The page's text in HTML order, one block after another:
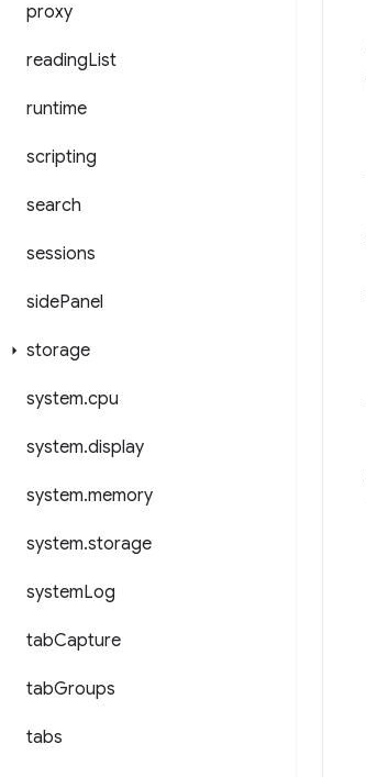
proxy
readingList
runtime
scripting
search
sessions
sidePanel
storage
system.cpu
system.display
system.memory
system.storage
systemLog
tabCapture
tabGroups
tabs